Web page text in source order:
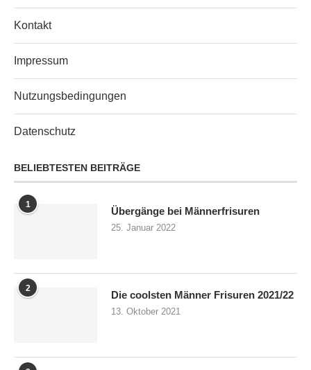
Kontakt
Impressum
Nutzungsbedingungen
Datenschutz
BELIEBTESTEN BEITRÄGE
1
Übergänge bei Männerfrisuren
25. Januar 2022
2
Die coolsten Männer Frisuren 2021/22
13. Oktober 2021